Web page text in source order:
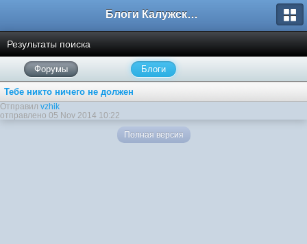
Блоги Калужского перекрестка
Результаты поиска
Форумы Блоги
Тебе никто ничего не должен
Отправил vzhik
отправлено 05 Nov 2014 10:22
Полная версия